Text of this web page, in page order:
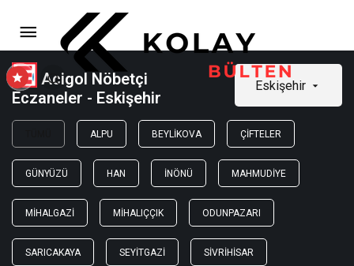
Acigol Nöbetçi
Eczaneler - Eskişehir
Eskişehir
ALPU BEYLIKOVA ÇIFTELER
GÜNYÜZÜ HAN İNÖNÜ MAHMUDIYE
MIHALGAZI MIHALIÇÇIK ODUNPAZARI
SARICAKAYA SEYITGAZI SIVRIHISAR